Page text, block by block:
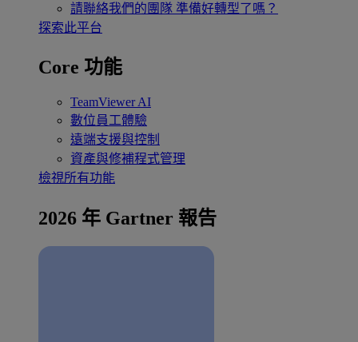
請聯絡我們的團隊 準備好轉型了嗎？
探索此平台
Core 功能
TeamViewer AI
數位員工體驗
遠端支援與控制
資產與修補程式管理
檢視所有功能
2026 年 Gartner 報告